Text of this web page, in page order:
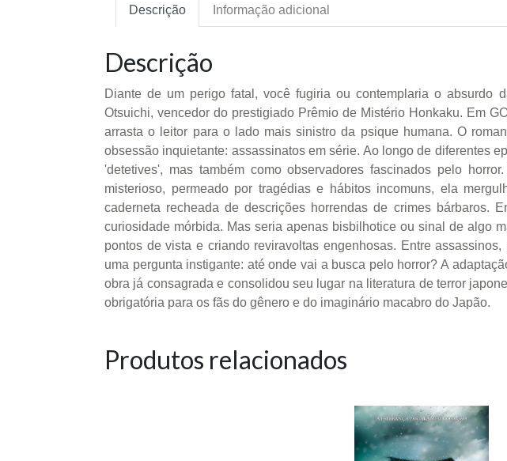
Descrição Informação adicional
Descrição
Diante de um perigo fatal, você fugiria ou contemplaria o absurdo
Otsuichi, vencedor do prestigiado Prêmio de Mistério Honkaku. Em
arrasta o leitor para o lado mais sinistro da psique humana. O
obsessão inquietante: assassinatos em série. Ao longo de diferentes
'detetives', mas também como observadores fascinados pelo
misterioso, permeado por tragédias e hábitos incomuns, ela
caderneta recheada de descrições horrendas de crimes
curiosidade mórbida. Mas seria apenas bisbilhotice ou sinal de algo
pontos de vista e criando reviravoltas engenhosas. Entre
uma pergunta instigante: até onde vai a busca pelo horror? A
obra já consagrada e consolidou seu lugar na literatura de terror
obrigatória para os fãs do gênero e do imaginário macabro do Japão.
Produtos relacionados